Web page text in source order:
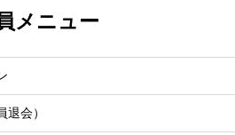
メニュー
退会）